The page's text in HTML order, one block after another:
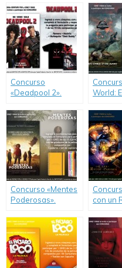
Concurso
«Deadpool 2».
World:
Concurso «Mentes
Poderosas».
con un